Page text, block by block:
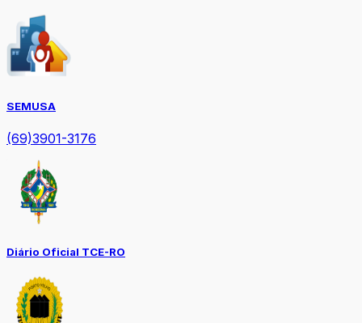
SEMUSA
(69)3901-3176
Diário Oficial TCE-RO